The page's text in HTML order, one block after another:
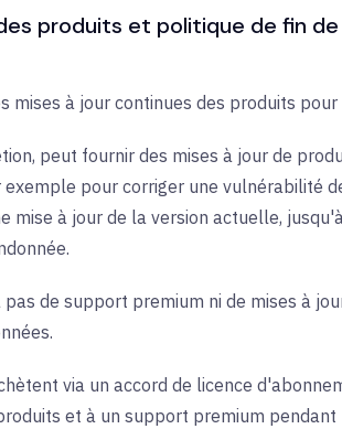
produits et politique de fin
mises à jour continues des produits
peut fournir des mises à jour de
pour corriger une vulnérabilité
mise à jour de la version actuelle,
de support premium ni de mises à
via un accord de licence
et à un support premium